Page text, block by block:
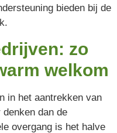
bieden bij de
zo
welkom
in het aantrekken van
dan de
overgang is het halve